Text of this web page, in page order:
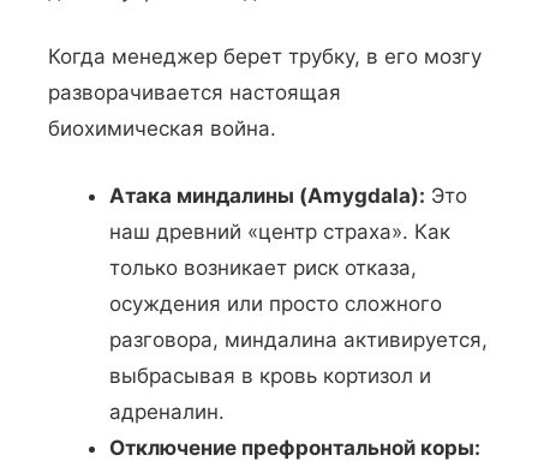
Когда менеджер берет трубку, в его мозгу
разворачивается настоящая
биохимическая война.
Атака миндалины (Amygdala): Это
наш древний «центр страха». Как
только возникает риск отказа,
осуждения или просто сложного
разговора, миндалина активируется,
выбрасывая в кровь кортизол и
адреналин.
Отключение префронтальной коры: